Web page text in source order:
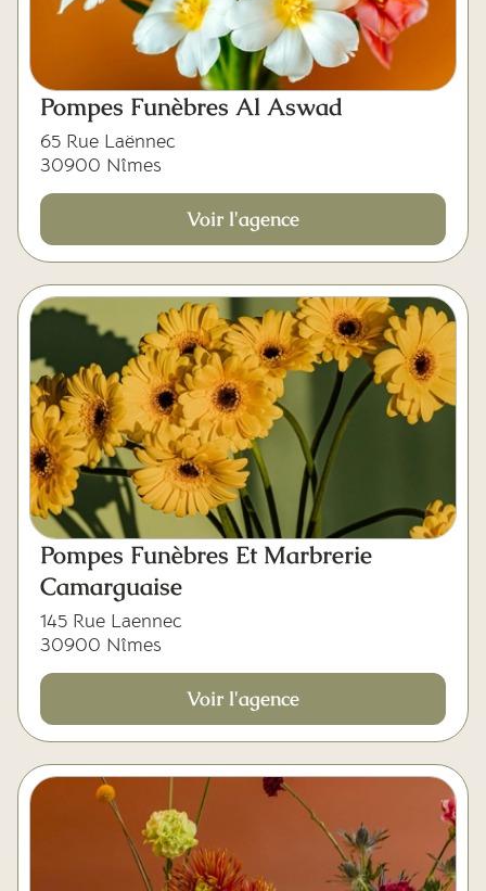
Pompes Funèbres Al Aswad
65 Rue Laënnec
30900 Nîmes
Voir l'agence
Pompes Funèbres Et Marbrerie
Camarguaise
145 Rue Laennec
30900 Nîmes
Voir l'agence